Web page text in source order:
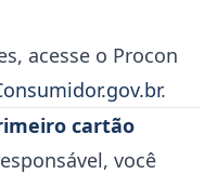
acesse o Procon
.
cartão
você